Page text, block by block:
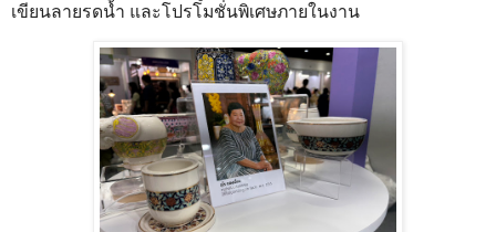
เขียนลายรดน้ำ และโปรโมชั่นพิเศษภายในงาน